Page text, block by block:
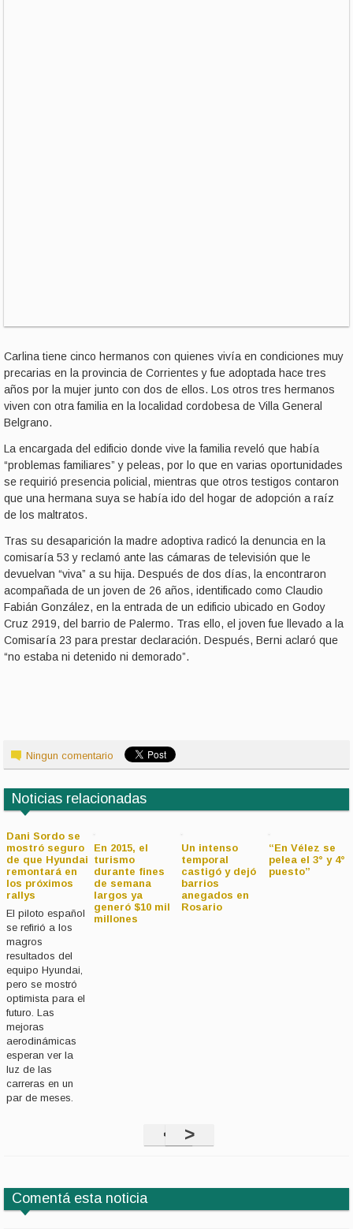
Carlina tiene cinco hermanos con quienes vivía en condiciones muy
precarias en la provincia de Corrientes y fue adoptada hace tres
años por la mujer junto con dos de ellos. Los otros tres hermanos
viven con otra familia en la localidad cordobesa de Villa General
Belgrano.
La encargada del edificio donde vive la familia reveló que había
“problemas familiares” y peleas, por lo que en varias oportunidades
se requirió presencia policial, mientras que otros testigos contaron
que una hermana suya se había ido del hogar de adopción a raíz
de los maltratos.
Tras su desaparición la madre adoptiva radicó la denuncia en la
comisaría 53 y reclamó ante las cámaras de televisión que le
devuelvan “viva” a su hija. Después de dos días, la encontraron
acompañada de un joven de 26 años, identificado como Claudio
Fabián González, en la entrada de un edificio ubicado en Godoy
Cruz 2919, del barrio de Palermo. Tras ello, el joven fue llevado a la
Comisaría 23 para prestar declaración. Después, Berni aclaró que
“no estaba ni detenido ni demorado”.
Ningun comentario
Noticias relacionadas
Dani Sordo se
mostró seguro
de que Hyundai
remontará en
los próximos
rallys
El piloto español
se refirió a los
magros
resultados del
equipo Hyundai,
pero se mostró
optimista para el
futuro. Las
mejoras
aerodinámicas
esperan ver la
luz de las
carreras en un
par de meses.
En 2015, el
turismo
durante fines
de semana
largos ya
generó $10 mil
millones
Un intenso
temporal
castigó y dejó
barrios
anegados en
Rosario
“En Vélez se
pelea el 3° y 4°
puesto”
< >
Comentá esta noticia